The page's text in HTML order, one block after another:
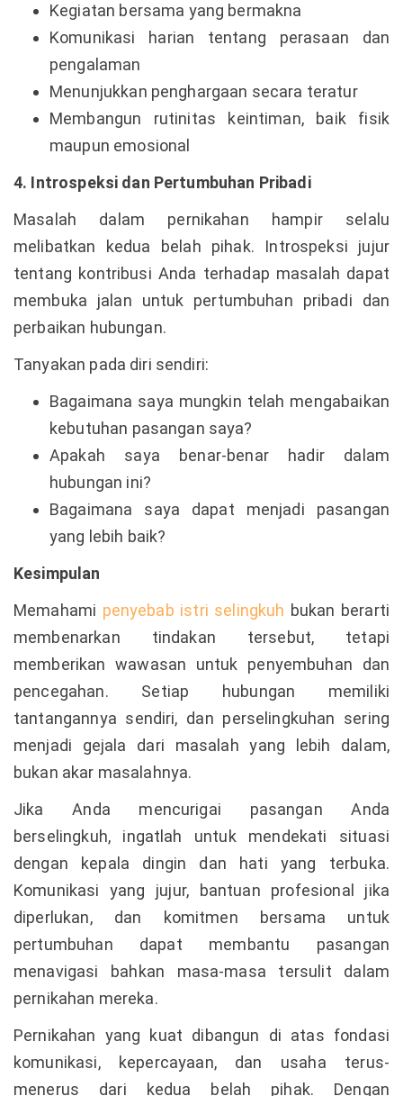
Kegiatan bersama yang bermakna
Komunikasi harian tentang perasaan dan
pengalaman
Menunjukkan penghargaan secara teratur
Membangun rutinitas keintiman, baik fisik
maupun emosional
4. Introspeksi dan Pertumbuhan Pribadi
Masalah dalam pernikahan hampir selalu
melibatkan kedua belah pihak. Introspeksi jujur
tentang kontribusi Anda terhadap masalah dapat
membuka jalan untuk pertumbuhan pribadi dan
perbaikan hubungan.
Tanyakan pada diri sendiri:
Bagaimana saya mungkin telah mengabaikan
kebutuhan pasangan saya?
Apakah saya benar-benar hadir dalam
hubungan ini?
Bagaimana saya dapat menjadi pasangan
yang lebih baik?
Kesimpulan
Memahami penyebab istri selingkuh bukan berarti
membenarkan tindakan tersebut, tetapi
memberikan wawasan untuk penyembuhan dan
pencegahan. Setiap hubungan memiliki
tantangannya sendiri, dan perselingkuhan sering
menjadi gejala dari masalah yang lebih dalam,
bukan akar masalahnya.
Jika Anda mencurigai pasangan Anda
berselingkuh, ingatlah untuk mendekati situasi
dengan kepala dingin dan hati yang terbuka.
Komunikasi yang jujur, bantuan profesional jika
diperlukan, dan komitmen bersama untuk
pertumbuhan dapat membantu pasangan
menavigasi bahkan masa-masa tersulit dalam
pernikahan mereka.
Pernikahan yang kuat dibangun di atas fondasi
komunikasi, kepercayaan, dan usaha terus-
menerus dari kedua belah pihak. Dengan